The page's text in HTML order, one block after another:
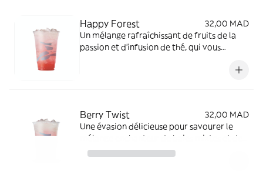
Happy Forest
32,00 MAD
Un mélange rafraîchissant de fruits de la
passion et d'infusion de thé, qui vous
Berry Twist
32,00 MAD
Une évasion délicieuse pour savourer le
mélange enchanteur de baies mixtes et de
fruits de la passion tropicaux, vous laissant